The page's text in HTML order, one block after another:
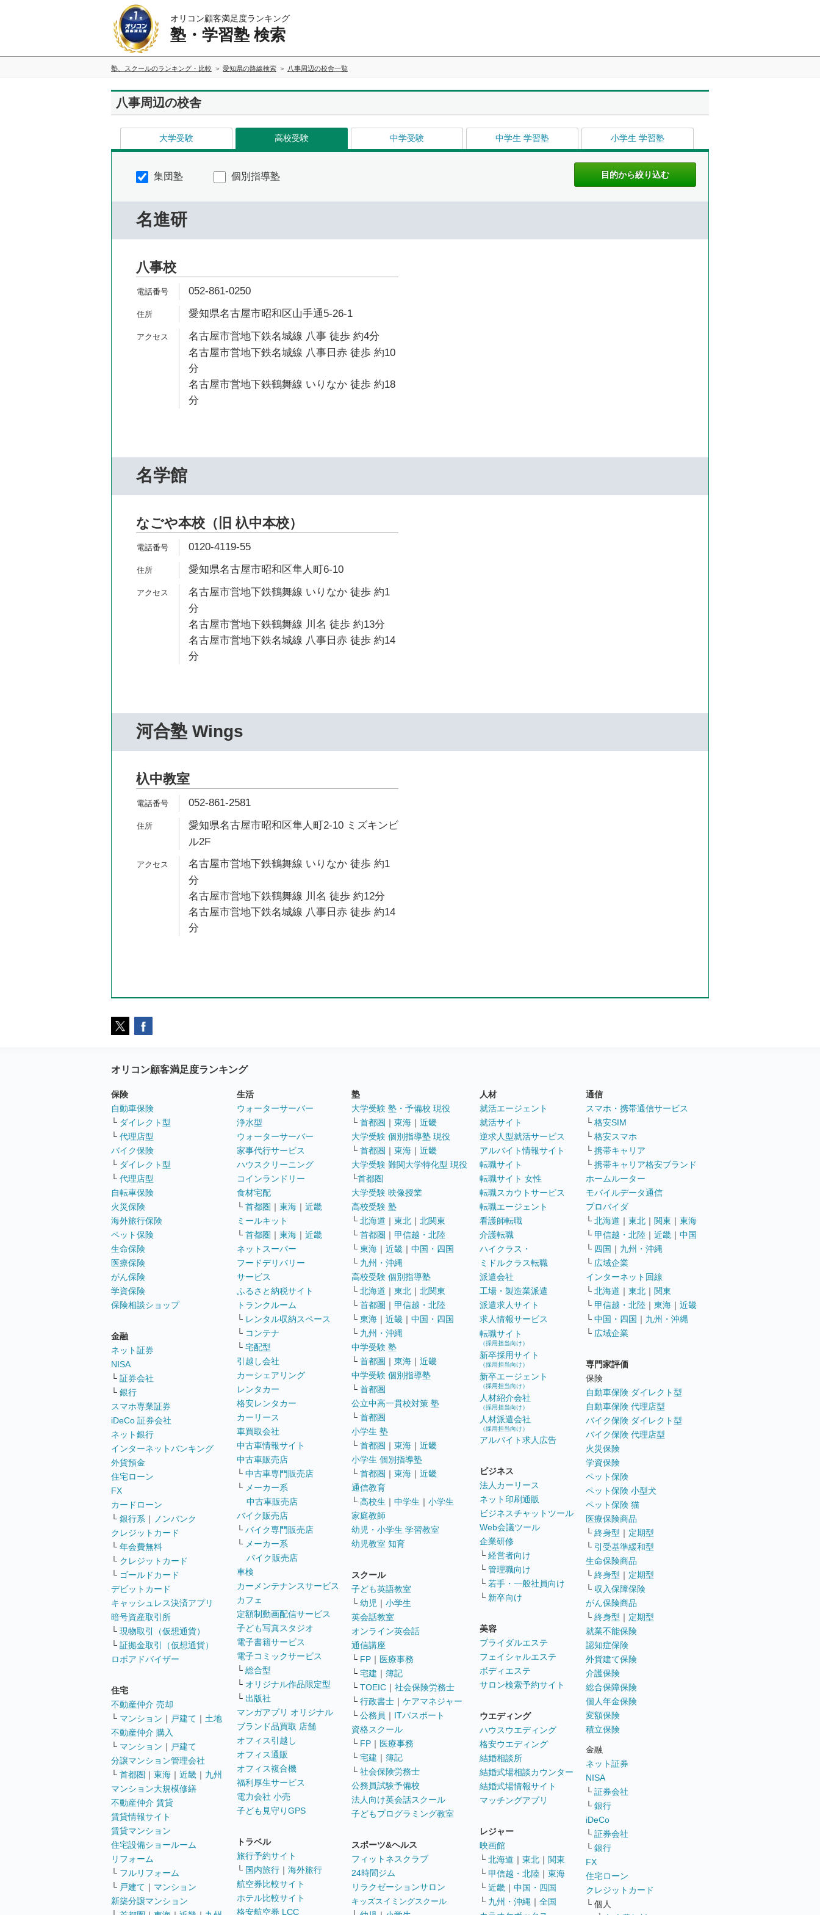
オリコン顧客満足度ランキング
塾・学習塾 検索
塾、スクールのランキング・比較 愛知県の路線検索 八事周辺の校舎一覧
八事周辺の校舎
大学受験 高校受験 中学受験 中学生 学習塾 小学生 学習塾
集団塾 個別指導塾
名進研
八事校
052-861-0250
愛知県名古屋市昭和区山手通5-26-1
名古屋市営地下鉄名城線 八事 徒歩 約4分
名古屋市営地下鉄名城線 八事日赤 徒歩 約10
分
名古屋市営地下鉄鶴舞線 いりなか 徒歩 約18
分
名学館
なごや本校（旧 杁中本校）
0120-4119-55
愛知県名古屋市昭和区隼人町6-10
名古屋市営地下鉄鶴舞線 いりなか 徒歩 約1
分
名古屋市営地下鉄鶴舞線 川名 徒歩 約13分
名古屋市営地下鉄名城線 八事日赤 徒歩 約14
分
河合塾 Wings
杁中教室
052-861-2581
愛知県名古屋市昭和区隼人町2-10 ミズキンビ
ル2F
名古屋市営地下鉄鶴舞線 いりなか 徒歩 約1
分
名古屋市営地下鉄鶴舞線 川名 徒歩 約12分
名古屋市営地下鉄名城線 八事日赤 徒歩 約14
分
オリコン顧客満足度ランキング
保険
自動車保険
└ ダイレクト型
└ 代理店型
バイク保険
└ ダイレクト型
└ 代理店型
自転車保険
火災保険
海外旅行保険
ペット保険
生命保険
医療保険
がん保険
学資保険
保険相談ショップ
金融
ネット証券
NISA
└ 証券会社
└ 銀行
スマホ専業証券
iDeCo 証券会社
ネット銀行
インターネットバンキング
外貨預金
住宅ローン
FX
カードローン
└ 銀行系 ｜
ノンバンク
クレジットカード
└ 年会費無料
└ クレジットカード
└ ゴールドカード
デビットカード
キャッシュレス決済アプリ
暗号資産取引所
└ 現物取引（仮想通貨）
└ 証拠金取引（仮想通貨）
ロボアドバイザー
住宅
不動産仲介 売却
└ マンション ｜ 戸建て ｜ 土地
不動産仲介 購入
└ マンション ｜ 戸建て
分譲マンション管理会社
└ 首都圏 ｜ 東海 ｜ 近畿 ｜ 九州
マンション大規模修繕
不動産仲介 賃貸
賃貸情報サイト
賃貸マンション
住宅設備ショールーム
リフォーム
└ フルリフォーム
└ 戸建て ｜ マンション
新築分譲マンション
生活
ウォーターサーバー
浄水型
ウォーターサーバー
家事代行サービス
ハウスクリーニング
コインランドリー
食材宅配
└ 首都圏 ｜ 東海 ｜ 近畿
ミールキット
└ 首都圏 ｜ 東海 ｜ 近畿
ネットスーパー
フードデリバリー
サービス
ふるさと納税サイト
トランクルーム
└ レンタル収納スペース
└ コンテナ
└ 宅配型
引越し会社
カーシェアリング
レンタカー
格安レンタカー
カーリース
車買取会社
中古車情報サイト
中古車販売店
└ 中古車専門販売店
└ メーカー系
中古車販売店
バイク販売店
└ バイク専門販売店
└ メーカー系
バイク販売店
車検
カーメンテナンスサービス
カフェ
定額制動画配信サービス
子ども写真スタジオ
電子書籍サービス
電子コミックサービス
└ 総合型
└ オリジナル作品限定型
└ 出版社
マンガアプリ オリジナル
ブランド品買取 店舗
オフィス引越し
オフィス通販
オフィス複合機
福利厚生サービス
電力会社 小売
子ども見守りGPS
トラベル
旅行予約サイト
└ 国内旅行 ｜ 海外旅行
航空券比較サイト
ホテル比較サイト
格安航空券 LCC
塾
大学受験 塾・予備校 現役
└ 首都圏 ｜ 東海 ｜ 近畿
大学受験 個別指導塾 現役
└ 首都圏 ｜ 東海 ｜ 近畿
大学受験 難関大学特化型 現役
└首都圏
大学受験 映像授業
高校受験 塾
└ 北海道 ｜ 東北 ｜ 北関東
└ 首都圏 ｜ 甲信越・北陸
└ 東海 ｜ 近畿 ｜ 中国・四国
└ 九州・沖縄
高校受験 個別指導塾
└ 北海道 ｜ 東北 ｜ 北関東
└ 首都圏 ｜ 甲信越・北陸
└ 東海 ｜ 近畿 ｜ 中国・四国
└ 九州・沖縄
中学受験 塾
└ 首都圏 ｜ 東海 ｜ 近畿
中学受験 個別指導塾
└ 首都圏
公立中高一貫校対策 塾
└ 首都圏
小学生 塾
└ 首都圏 ｜ 東海 ｜ 近畿
小学生 個別指導塾
└ 首都圏 ｜ 東海 ｜ 近畿
通信教育
└ 高校生 ｜ 中学生 ｜ 小学生
家庭教師
幼児・小学生 学習教室
幼児教室 知育
スクール
子ども英語教室
└ 幼児 ｜ 小学生
英会話教室
オンライン英会話
通信講座
└ FP ｜ 医療事務
└ 宅建 ｜ 簿記
└ TOEIC ｜ 社会保険労務士
└ 行政書士 ｜ ケアマネジャー
└ 公務員 ｜ ITパスポート
資格スクール
└ FP ｜ 医療事務
└ 宅建 ｜ 簿記
└ 社会保険労務士
公務員試験予備校
法人向け英会話スクール
子どもプログラミング教室
スポーツ&ヘルス
フィットネスクラブ
24時間ジム
リラクゼーションサロン
キッズスイミングスクール
人材
就活エージェント
就活サイト
逆求人型就活サービス
アルバイト情報サイト
転職サイト
転職サイト 女性
転職スカウトサービス
転職エージェント
看護師転職
介護転職
ハイクラス・
ミドルクラス転職
派遣会社
工場・製造業派遣
派遣求人サイト
求人情報サービス
転職サイト
（採用担当向け）
新卒採用サイト
（採用担当向け）
新卒エージェント
（採用担当向け）
人材紹介会社
（採用担当向け）
人材派遣会社
（採用担当向け）
アルバイト求人広告
ビジネス
法人カーリース
ネット印刷通販
ビジネスチャットツール
Web会議ツール
企業研修
└ 経営者向け
└ 管理職向け
└ 若手・一般社員向け
└ 新卒向け
美容
ブライダルエステ
フェイシャルエステ
ボディエステ
サロン検索予約サイト
ウエディング
ハウスウエディング
格安ウエディング
結婚相談所
結婚式場相談カウンター
結婚式場情報サイト
マッチングアプリ
レジャー
映画館
└ 北海道 ｜ 東北 ｜ 関東
└ 甲信越・北陸 ｜ 東海
└ 近畿 ｜ 中国・四国
└ 九州・沖縄 ｜ 全国
通信
スマホ・携帯通信サービス
└ 格安SIM
└ 格安スマホ
└ 携帯キャリア
└ 携帯キャリア格安ブランド
ホームルーター
モバイルデータ通信
プロバイダ
└ 北海道 ｜ 東北 ｜ 関東 ｜ 東海
└ 甲信越・北陸 ｜ 近畿 ｜ 中国
└ 四国 ｜ 九州・沖縄
└ 広域企業
インターネット回線
└ 北海道 ｜ 東北 ｜ 関東
└ 甲信越・北陸 ｜ 東海 ｜ 近畿
└ 中国・四国 ｜ 九州・沖縄
└ 広域企業
専門家評価
保険
自動車保険 ダイレクト型
自動車保険 代理店型
バイク保険 ダイレクト型
バイク保険 代理店型
火災保険
学資保険
ペット保険
ペット保険 小型犬
ペット保険 猫
医療保険商品
└ 終身型 ｜ 定期型
└ 引受基準緩和型
生命保険商品
└ 終身型 ｜ 定期型
└ 収入保障保険
がん保険商品
└ 終身型 ｜ 定期型
就業不能保険
認知症保険
外貨建て保険
介護保険
総合保障保険
個人年金保険
変額保険
積立保険
金融
ネット証券
NISA
└ 証券会社
└ 銀行
iDeCo
└ 証券会社
└ 銀行
FX
住宅ローン
クレジットカード
└ 個人